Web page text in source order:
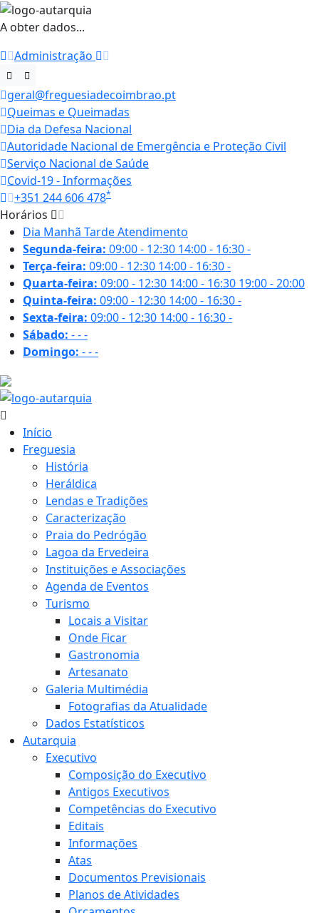
A obter dados...
Administração
geral@freguesiadecoimbrao.pt
Queimas e Queimadas
Dia da Defesa Nacional
Autoridade Nacional de Emergência e Proteção Civil
Serviço Nacional de Saúde
Covid-19 - Informações
+351 244 606 478*
Horários
Dia Manhã TardeAtendimento
Segunda-feira: 09:00 - 12:30 14:00 - 16:30-
Terça-feira: 09:00 - 12:30 14:00 - 16:30-
Quarta-feira: 09:00 - 12:30 14:00 - 16:30 19:00 - 20:00
Quinta-feira: 09:00 - 12:30 14:00 - 16:30-
Sexta-feira: 09:00 - 12:30 14:00 - 16:30-
Sábado: ---
Domingo: ---
Início
Freguesia
História
Heráldica
Lendas e Tradições
Caracterização
Praia do Pedrógão
Lagoa da Ervedeira
Instituições e Associações
Agenda de Eventos
Turismo
Locais a Visitar
Onde Ficar
Gastronomia
Artesanato
Galeria Multimédia
Fotografias da Atualidade
Dados Estatísticos
Autarquia
Executivo
Composição do Executivo
Antigos Executivos
Competências do Executivo
Editais
Informações
Atas
Documentos Previsionais
Planos de Atividades